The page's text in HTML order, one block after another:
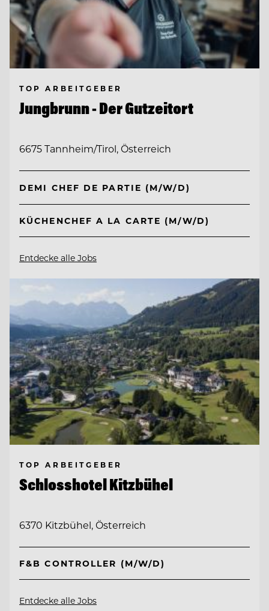
TOP ARBEITGEBER
Jungbrunn - Der Gutzeitort
6675 Tannheim/Tirol, Österreich
DEMI CHEF DE PARTIE (M/W/D)
KÜCHENCHEF A LA CARTE (M/W/D)
Entdecke alle Jobs
TOP ARBEITGEBER
Schlosshotel Kitzbühel
6370 Kitzbühel, Österreich
F&B CONTROLLER (M/W/D)
Entdecke alle Jobs